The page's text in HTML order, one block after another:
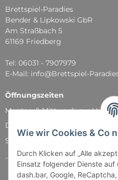
Wie wir Cookies & Co
Durch Klicken auf „Alle
Einsatz folgender Dienste auf
dash.bar, Google,
Brettspiel-Paradies
Bender & Lipkowski GbR
Am Straßbach 5
61169 Friedberg
Tel: 06031 - 7907979
E-Mail: info@Brettspiel-
Öffnungszeiten
Montag & Mittwoch nur
Dienstag, Donnerstag und
Samstag: 11:00 - 14:00 Uhr
...und natürlich während